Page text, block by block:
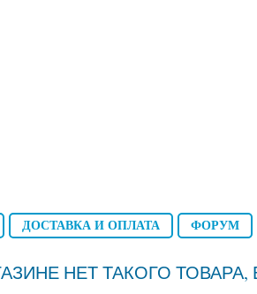
ДОСТАВКА И ОПЛАТА ФОРУМ
НЕТ ТАКОГО